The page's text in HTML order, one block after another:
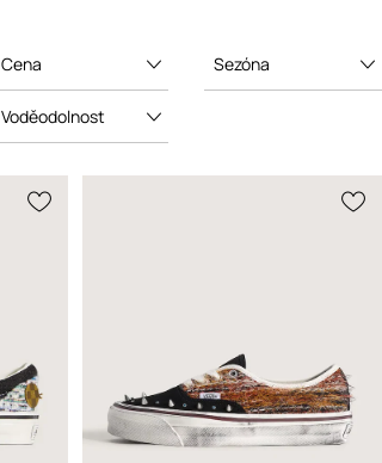
Cena Sezóna
Voděodolnost